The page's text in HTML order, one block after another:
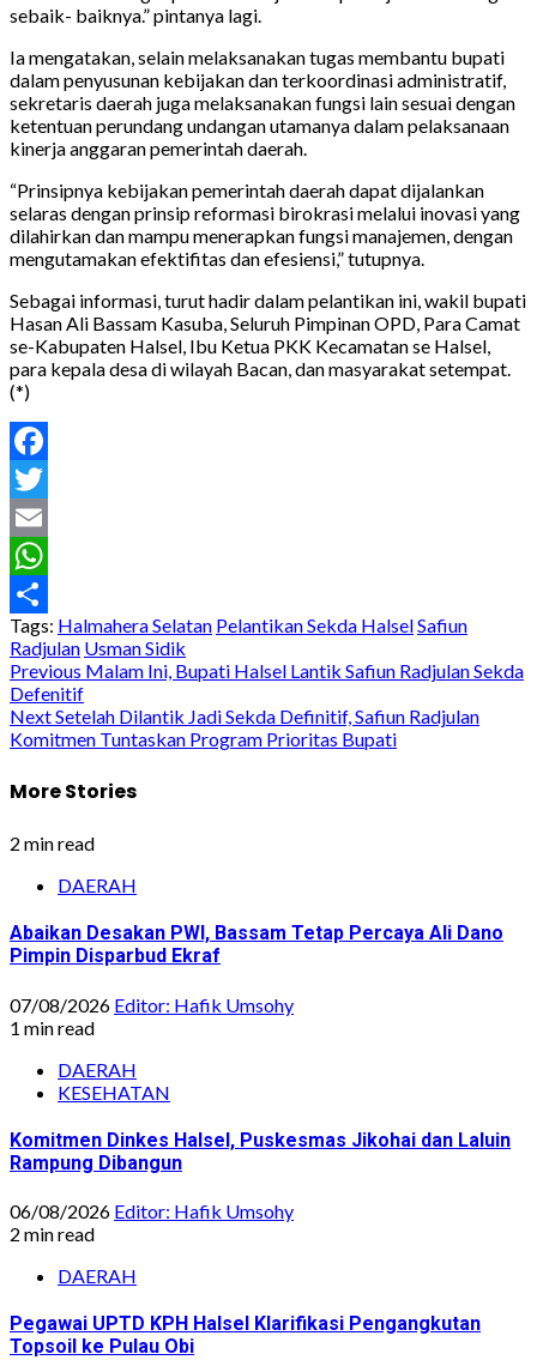
sebaik- baiknya.” pintanya lagi.
Ia mengatakan, selain melaksanakan tugas membantu bupati
dalam penyusunan kebijakan dan terkoordinasi administratif,
sekretaris daerah juga melaksanakan fungsi lain sesuai dengan
ketentuan perundang undangan utamanya dalam pelaksanaan
kinerja anggaran pemerintah daerah.
“Prinsipnya kebijakan pemerintah daerah dapat dijalankan
selaras dengan prinsip reformasi birokrasi melalui inovasi yang
dilahirkan dan mampu menerapkan fungsi manajemen, dengan
mengutamakan efektifitas dan efesiensi,” tutupnya.
Sebagai informasi, turut hadir dalam pelantikan ini, wakil bupati
Hasan Ali Bassam Kasuba, Seluruh Pimpinan OPD, Para Camat
se-Kabupaten Halsel, Ibu Ketua PKK Kecamatan se Halsel,
para kepala desa di wilayah Bacan, dan masyarakat setempat.
(*)
Facebook
Twitter
Email
WhatsApp
Share
Tags: Halmahera Selatan Pelantikan Sekda HalselSafiun
Radjulan Usman Sidik
Post
navigation
Previous Malam Ini, Bupati Halsel Lantik Safiun Radjulan Sekda
Defenitif
NextSetelah Dilantik Jadi Sekda Definitif, Safiun Radjulan
Komitmen Tuntaskan Program Prioritas Bupati
More Stories
2 min read
DAERAH
Abaikan Desakan PWI, Bassam Tetap Percaya Ali Dano
Pimpin Disparbud Ekraf
07/08/2026 Editor: Hafik Umsohy
1 min read
DAERAH
KESEHATAN
Komitmen Dinkes Halsel, Puskesmas Jikohai dan Laluin
Rampung Dibangun
06/08/2026 Editor: Hafik Umsohy
2 min read
DAERAH
Pegawai UPTD KPH Halsel Klarifikasi Pengangkutan
Topsoil ke Pulau Obi